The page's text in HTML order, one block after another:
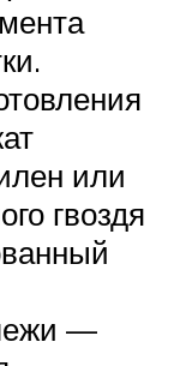
или
гвоздя
—